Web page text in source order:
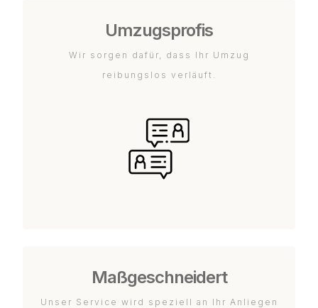
Umzugsprofis
Wir sorgen dafür, dass Ihr Umzug
reibungslos verläuft.
Maßgeschneidert
Unser Service wird speziell an Ihr Anliegen